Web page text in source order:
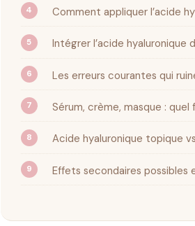
Comment appliquer l’acide
Intégrer l’acide
Les erreurs courantes qui
Sérum, crème, masque :
Acide hyaluronique topique
Effets secondaires possibles